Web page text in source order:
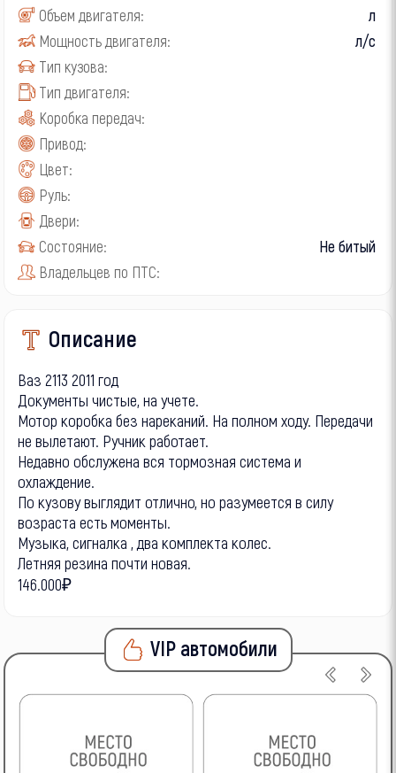
Объем двигателя:
л
Мощность двигателя:
л/с
Тип кузова:
Тип двигателя:
Коробка передач:
Привод:
Цвет:
Руль:
Двери:
Состояние:
Не битый
Владельцев по ПТС:
Описание
Ваз 2113 2011 год
Документы чистые, на учете.
Мотор коробка без нареканий. На полном ходу. Передачи
не вылетают. Ручник работает.
Недавно обслужена вся тормозная система и
охлаждение.
По кузову выглядит отлично, но разумеется в силу
возраста есть моменты.
Музыка, сигналка , два комплекта колес.
Летняя резина почти новая.
146.000₽
VIP автомобили